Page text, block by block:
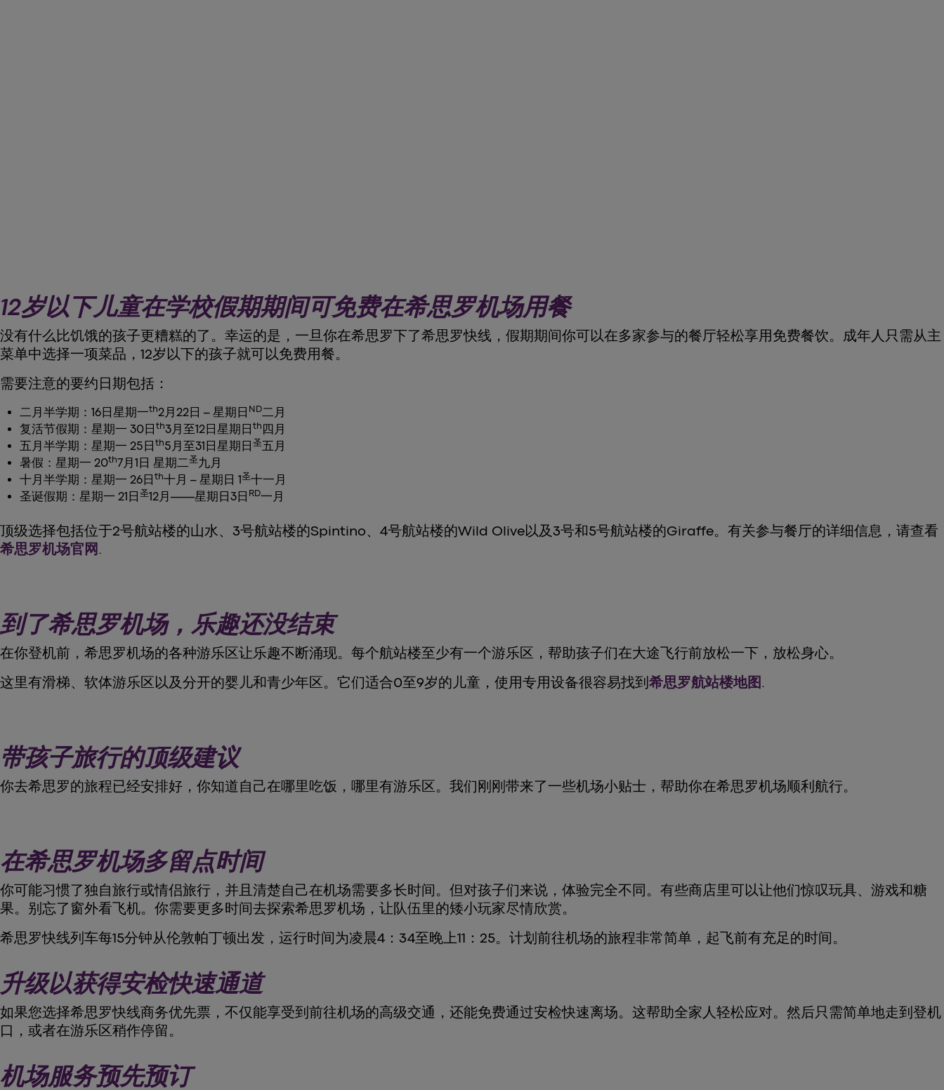
12岁以下儿童在学校假期期间可免费在希思罗机场用餐
没有什么比饥饿的孩子更糟糕的了。幸运的是，一旦你在希思罗下了希思罗快线，假期期间你可以在多家参与的餐厅轻松享用免费餐饮。成年人只需从主
菜单中选择一项菜品，12岁以下的孩子就可以免费用餐。
需要注意的要约日期包括：
二月半学期：16日星期一th2月22日 – 星期日 ND二月
复活节假期：星期一 30日 th3月至12日星期日 th 四月
五月半学期：星期一 25日 th5月至31日星期日 圣五月
暑假：星期一 20th7月1日 星期二圣九月
十月半学期：星期一 26日 th十月 – 星期日 1圣十一月
圣诞假期：星期一 21日 圣12月——星期日3日 RD一月
顶级选择包括位于2号航站楼的山水、3号航站楼的Spintino、4号航站楼的Wild Olive以及3号和5号航站楼的Giraffe。有关参与餐厅的详细信息，请查看
希思罗机场官网.
到了希思罗机场，乐趣还没结束
在你登机前，希思罗机场的各种游乐区让乐趣不断涌现。每个航站楼至少有一个游乐区，帮助孩子们在大途飞行前放松一下，放松身心。
这里有滑梯、软体游乐区以及分开的婴儿和青少年区。它们适合0至9岁的儿童，使用专用设备很容易找到 希思罗航站楼地图.
带孩子旅行的顶级建议
你去希思罗的旅程已经安排好，你知道自己在哪里吃饭，哪里有游乐区。我们刚刚带来了一些机场小贴士，帮助你在希思罗机场顺利航行。
在希思罗机场多留点时间
你可能习惯了独自旅行或情侣旅行，并且清楚自己在机场需要多长时间。但对孩子们来说，体验完全不同。有些商店里可以让他们惊叹玩具、游戏和糖
果。别忘了窗外看飞机。你需要更多时间去探索希思罗机场，让队伍里的矮小玩家尽情欣赏。
希思罗快线列车每15分钟从伦敦帕丁顿出发，运行时间为凌晨4：34至晚上11：25。计划前往机场的旅程非常简单，起飞前有充足的时间。
升级以获得安检快速通道
如果您选择希思罗快线商务优先票，不仅能享受到前往机场的高级交通，还能免费通过安检快速离场。这帮助全家人轻松应对。然后只需简单地走到登机
口，或者在游乐区稍作停留。
机场服务预先预订